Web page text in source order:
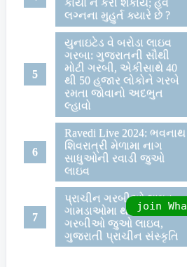
કાર્યો ન કરી શકાય; હવે
લગ્નના મુહુર્ત ક્યારે છે ?
યુનાઇટેડ વે બરોડા લાઇવ
ગરબા: ગુજરાતની સૌથી
મોટી ગરબી, એકીસાથે 40
થી 50 હજાર લોકોને ગરબે
રમતા જોવાનો અદભુત
લ્હાવો
Ravedi Live 2024: ભવનાથ
શિવરાત્રી મેળામા નાગ
સાધુઓની રવાડી જુઓ
લાઇવ
પ્રાચીન ગરબીઓ લાઇવ:
ગામડાઓમા થતી પરંપરાગત
ગરબીઓ જુઓ લાઇવ,
ગુજરાતી પ્રાચીન સંસ્કૃતિ